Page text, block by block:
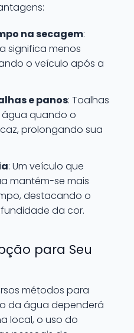
na secagem:
significa menos
o veículo após a
e panos: Toalhas
quando o
prolongando sua
: Um veículo que
mantém-se mais
destacando o
da cor.
para Seu
métodos para
da água dependerá
local, o uso do